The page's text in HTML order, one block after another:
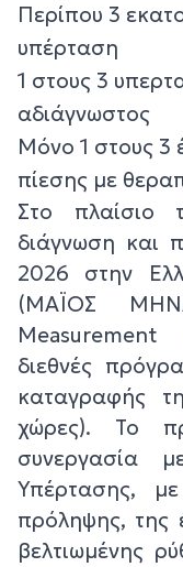
Περίπου 3
υπέρταση
1 στους 3
αδιάγνωστος
Μόνο 1 στους 3
πίεσης με
Στο πλαίσιο
διάγνωση και
2026 στην
(ΜΑΪΟΣ
διεθνές
καταγραφής
χώρες). Το
συνεργασία
Υπέρτασης,
πρόληψης, της
βελτιωμένης